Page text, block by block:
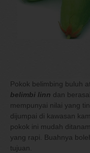
Pokok belimbing buluh
belimbi linn dan
mempunyai nilai yang
dijumpai di kawasan
pokok ini mudah
yang rapi. Buahnya
tujuan.